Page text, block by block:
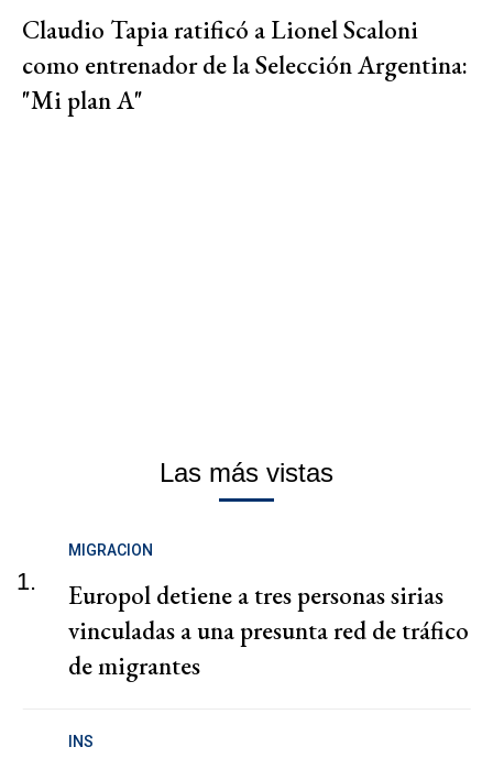
Claudio Tapia ratificó a Lionel Scaloni
como entrenador de la Selección Argentina:
"Mi plan A"
Las más vistas
1.
MIGRACION
Europol detiene a tres personas sirias
vinculadas a una presunta red de tráfico
de migrantes
INS